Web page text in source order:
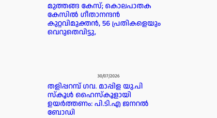
മുത്തങ്ങ കേസ്; കൊലപാതക
കേസില്‍ ഗീതാനന്ദൻ
കുറ്റവിമുക്തന്‍, 56 പ്രതികളെയും
വെറുതെവിട്ടു,
30/07/2026
തളിപ്പറമ്പ് ഗവ. മാപ്പിള യു.പി
സ്കൂൾ ഹൈസ്കൂളായി
ഉയർത്തണം: പി.ടി.എ ജനറൽ
ബോഡി